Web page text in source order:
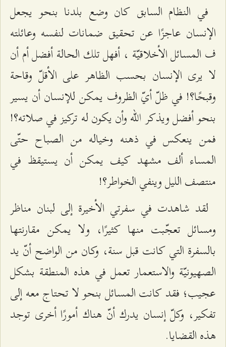
في النظام السابق كان وضع بلدنا بنحو يجعل
الإنسان عاجزًا عن تحقيق ضمانات لنفسه وعائلته
ف المسائل الأخلاقيّة ، أفهل تلك الحالة أفضل أم أن
لا يرى الإنسان بحسب الظاهر على الأقلّ وقاحة
وقبحًا؟! في ظلّ أيّ الظروف يمكن للإنسان أن يسير
بنحو أفضل ويذكر الله وأن يكون له تركيز في صلاته؟!
فمن ينعكس في ذهنه وخياله من الصباح حتّى
المساء ألف مشهد كيف يمكن أن يستيقظ في
منتصف الليل وينفي الخواطر؟!
لقد شاهدت في سفرتي الأخيرة إلى لبنان مناظر
ومسائل تعجّبت منها كثيرًا، ولا يمكن مقارنتها
بالسفرة التي كانت قبل سنة، وكان من الواضح أنّ يد
الصهيونيّة والاستعمار تعمل في هذه المنطقة بشكل
عجيب؛ فقد كانت المسائل بنحو لا تحتاج معه إلى
تفكير، وكلّ إنسان يدرك أنّ هناك أمورًا أخرى توجد
هذه القضايا.